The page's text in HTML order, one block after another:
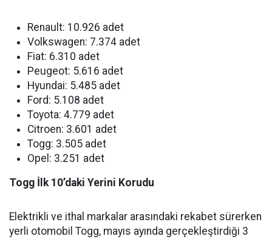
Renault: 10.926 adet
Volkswagen: 7.374 adet
Fiat: 6.310 adet
Peugeot: 5.616 adet
Hyundai: 5.485 adet
Ford: 5.108 adet
Toyota: 4.779 adet
Citroen: 3.601 adet
Togg: 3.505 adet
Opel: 3.251 adet
Togg İlk 10’daki Yerini Korudu
Elektrikli ve ithal markalar arasındaki rekabet sürerken
yerli otomobil Togg, mayıs ayında gerçekleştirdiği 3